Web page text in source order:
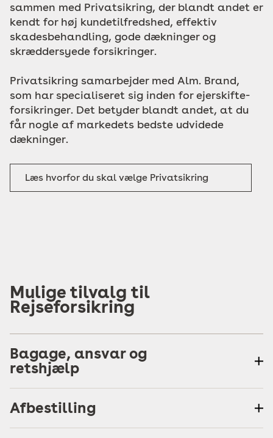
sammen med Privatsikring, der blandt andet er
kendt for høj kundetilfredshed, effektiv
skadesbehandling, gode dækninger og
skræddersyede forsikringer.
Privatsikring samarbejder med Alm. Brand,
som har specialiseret sig inden for ejerskifte­
forsikringer. Det betyder blandt andet, at du
får nogle af markedets bedste udvidede
dækninger.
Læs hvorfor du skal vælge Privatsikring
Mulige tilvalg til
Rejseforsikring
Bagage, ansvar og
retshjælp
Afbestilling